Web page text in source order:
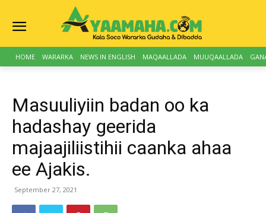
HOME WARARKA NEWS IN ENGLISH MAQAALLADA MUUQAALLADA
Masuuliyiin badan oo ka
hadashay geerida
majaajiliistihii caanka ahaa
ee Ajakis.
September 27, 2021